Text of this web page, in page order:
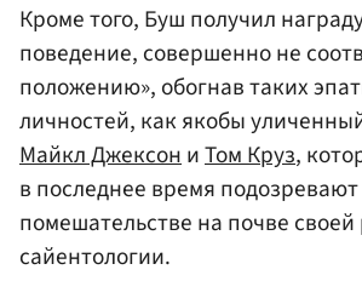
Кроме того, Буш получил
поведение, совершенно не
положению», обогнав таких
личностей, как якобы
Майкл ДжексониТом Круз,
в последнее время
помешательстве на почве своей
сайентологии.